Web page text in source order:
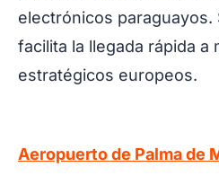
electrónicos paraguayos.
facilita la llegada rápida a
estratégicos europeos.
Aeropuerto de Palma de